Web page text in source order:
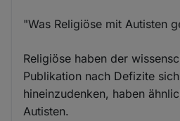
"Was Religiöse mit Autisten
Religiöse haben der
Publikation nach Defizite
hineinzudenken, haben
Autisten.